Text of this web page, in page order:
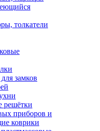
толкатели
замков
решётки
приборов и
коврики